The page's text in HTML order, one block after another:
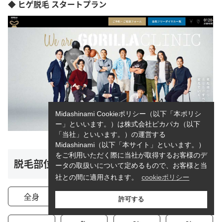
◆ ヒゲ脱毛 スタートプラン
脱毛部位
全身 首
Midashinami Cookieポリシー（以下「本ポリシ
ー」といいます。）は株式会社ピカパカ（以下
「当社」といいます。）の運営する
Midashinami（以下「本サイト」といいます。）
をご利用いただく際に当社が取得するお客様のデ
ータの取扱いについて定めるもので、お客様と当
社との間に適用されます。
cookieポリシー
許可する